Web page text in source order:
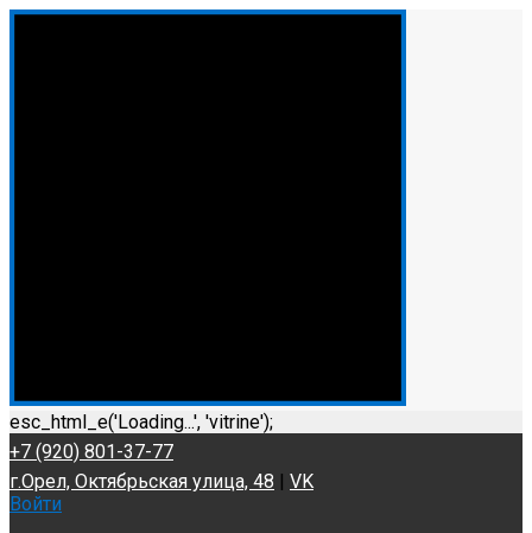
esc_html_e('Loading...', 'vitrine');
+7 (920) 801-37-77
г.Орел, Октябрьская улица, 48 | VK
Войти